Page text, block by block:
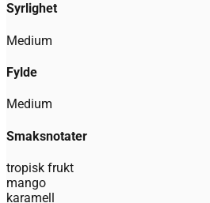
Syrlighet
Medium
Fylde
Medium
Smaksnotater
tropisk frukt
mango
karamell